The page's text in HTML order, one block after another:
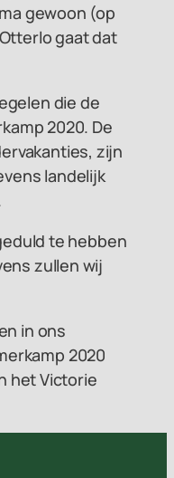
gewoon (op
gaat dat
die de
2020. De
zijn
landelijk
te hebben
zullen wij
in ons
2020
het Victorie